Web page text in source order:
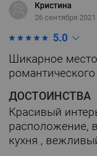
Кристина
26 сентября 2021
5.0
Шикарное
ДОСТОИНСТВА
Красивый
расположение,
кухня ,